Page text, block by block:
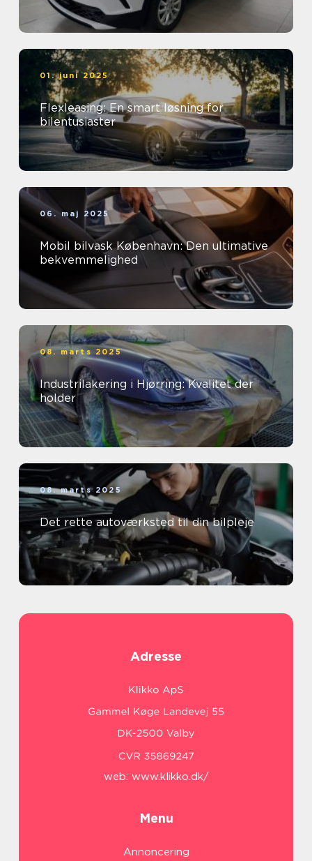
01. juni 2025
Flexleasing: En smart løsning for
bilentusiaster
06. maj 2025
Mobil bilvask København: Den ultimative
bekvemmelighed
08. marts 2025
Industrilakering i Hjørring: Kvalitet der
holder
08. marts 2025
Det rette autoværksted til din bilpleje
Adresse
web: www.klikko.dk/
Menu
Annoncering